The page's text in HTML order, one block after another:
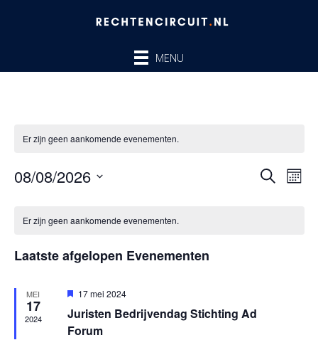
MENU
Er zijn geen aankomende evenementen.
ZOEKEN
08/08/2026
datum.
van
Er zijn geen aankomende evenementen.
Laatste afgelopen Evenementen
MEI
17
2024
Uitgelicht
17 mei 2024
Juristen Bedrijvendag Stichting Ad
Forum